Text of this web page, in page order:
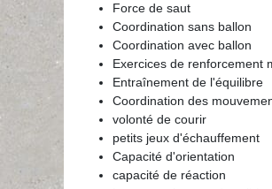
Force de saut
Coordination sans ballon
Coordination avec ballon
Exercices de renforcement
Entraînement de l'équilibre
Coordination des
volonté de courir
petits jeux d'échauffement
Capacité d'orientation
capacité de réaction